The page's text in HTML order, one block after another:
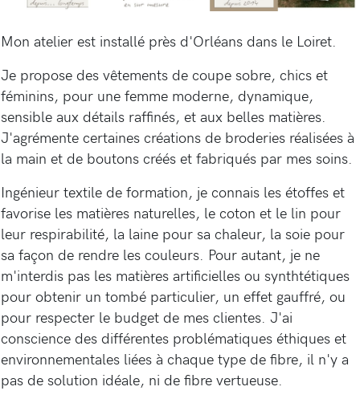
Mon atelier est installé près d'Orléans dans le Loiret.
Je propose des vêtements de coupe sobre, chics et
féminins, pour une femme moderne, dynamique,
sensible aux détails raffinés, et aux belles matières.
J'agrémente certaines créations de broderies réalisées à
la main et de boutons créés et fabriqués par mes soins.
Ingénieur textile de formation, je connais les étoffes et
favorise les matières naturelles, le coton et le lin pour
leur respirabilité, la laine pour sa chaleur, la soie pour
sa façon de rendre les couleurs. Pour autant, je ne
m'interdis pas les matières artificielles ou synthtétiques
pour obtenir un tombé particulier, un effet gauffré, ou
pour respecter le budget de mes clientes. J'ai
conscience des différentes problématiques éthiques et
environnementales liées à chaque type de fibre, il n'y a
pas de solution idéale, ni de fibre vertueuse.